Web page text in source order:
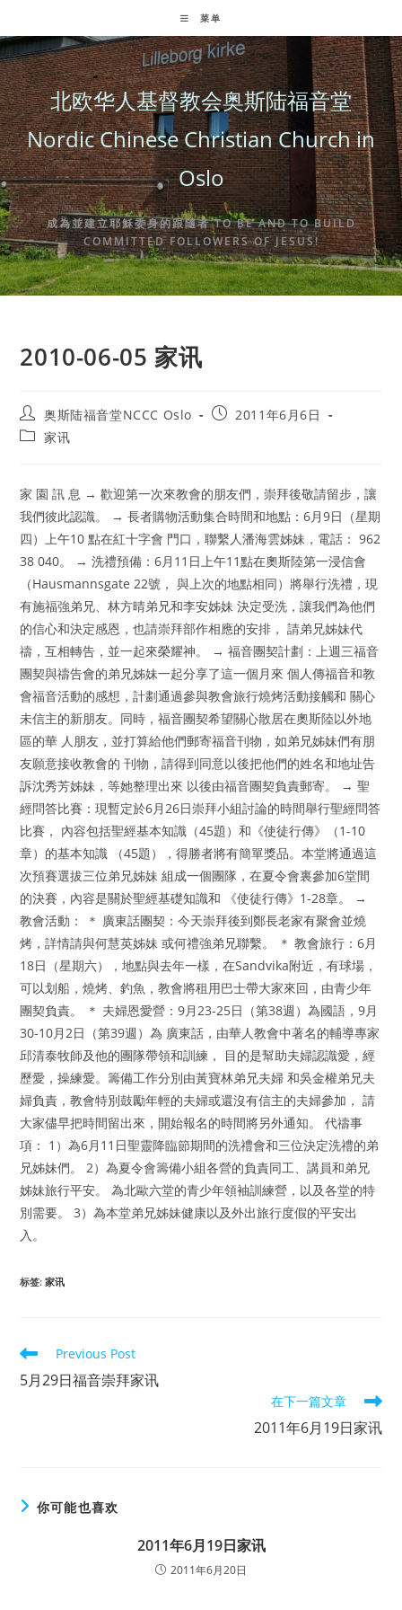
to
content
菜单
北欧华人基督教会奥斯陆福音堂
Nordic Chinese Christian Church in
Oslo
成為並建立耶穌委身的跟隨者 TO BE AND TO BUILD
COMMITTED FOLLOWERS OF JESUS!
2010-06-05 家讯
Post
author:
奥斯陆福音堂NCCC Oslo
Post2011年6月6日
Post家讯
家 園 訊 息 → 歡迎第一次來教會的朋友們，崇拜後敬請留步，讓
我們彼此認識。 → 長者購物活動集合時間和地點：6月9日（星期
四）上午10 點在紅十字會 門口，聯繫人潘海雲姊妹，電話： 962
38 040。 → 洗禮預備：6月11日上午11點在奧斯陸第一浸信會
（Hausmannsgate 22號， 與上次的地點相同）將舉行洗禮，現
有施福強弟兄、林方晴弟兄和李安姊妹 決定受洗，讓我們為他們
的信心和決定感恩，也請崇拜部作相應的安排， 請弟兄姊妹代
禱，互相轉告，並一起來榮耀神。 → 福音團契計劃：上週三福音
團契與禱告會的弟兄姊妹一起分享了這一個月來 個人傳福音和教
會福音活動的感想，計劃通過參與教會旅行燒烤活動接觸和 關心
未信主的新朋友。同時，福音團契希望關心散居在奧斯陸以外地
區的華 人朋友，並打算給他們郵寄福音刊物，如弟兄姊妹們有朋
友願意接收教會的 刊物，請得到同意以後把他們的姓名和地址告
訴沈秀芳姊妹，等她整理出來 以後由福音團契負責郵寄。 → 聖
經問答比賽：現暫定於6月26日崇拜小組討論的時間舉行聖經問答
比賽， 內容包括聖經基本知識（45題）和《使徒行傳》（1-10
章）的基本知識 （45題），得勝者將有簡單獎品。本堂將通過這
次預賽選拔三位弟兄姊妹 組成一個團隊，在夏令會裏參加6堂間
的決賽，內容是關於聖經基礎知識和 《使徒行傳》1-28章。 →
教會活動： ＊ 廣東話團契：今天崇拜後到鄭長老家有聚會並燒
烤，詳情請與何慧英姊妹 或何禮強弟兄聯繫。 ＊ 教會旅行：6月
18日（星期六），地點與去年一樣，在Sandvika附近，有球場，
可以划船，燒烤、釣魚，教會將租用巴士帶大家來回，由青少年
團契負責。 ＊ 夫婦恩愛營：9月23-25日（第38週）為國語，9月
30-10月2日（第39週）為 廣東話，由華人教會中著名的輔導專家
邱清泰牧師及他的團隊帶領和訓練， 目的是幫助夫婦認識愛，經
歷愛，操練愛。籌備工作分別由黃寶林弟兄夫婦 和吳金權弟兄夫
婦負責，教會特別鼓勵年輕的夫婦或還沒有信主的夫婦參加， 請
大家儘早把時間留出來，開始報名的時間將另外通知。 代禱事
項： 1）為6月11日聖靈降臨節期間的洗禮會和三位決定洗禮的弟
兄姊妹們。 2）為夏令會籌備小組各營的負責同工、講員和弟兄
姊妹旅行平安。 為北歐六堂的青少年領袖訓練營，以及各堂的特
別需要。 3）為本堂弟兄姊妹健康以及外出旅行度假的平安出
入。
标签:家讯
Read
more
articles
Previous Post
5月29日福音崇拜家讯
在下一篇文章
2011年6月19日家讯
你可能也喜欢
2011年6月19日家讯
2011年6月20日